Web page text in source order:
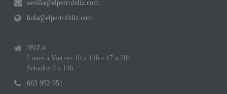
sevilla@elperrofeliz.com
hola@elperrofeliz.com
IBIZA
Lunes a Viernes 10 a 14h - 17 a 20h
Sabados 9 a 14h
663 952 951